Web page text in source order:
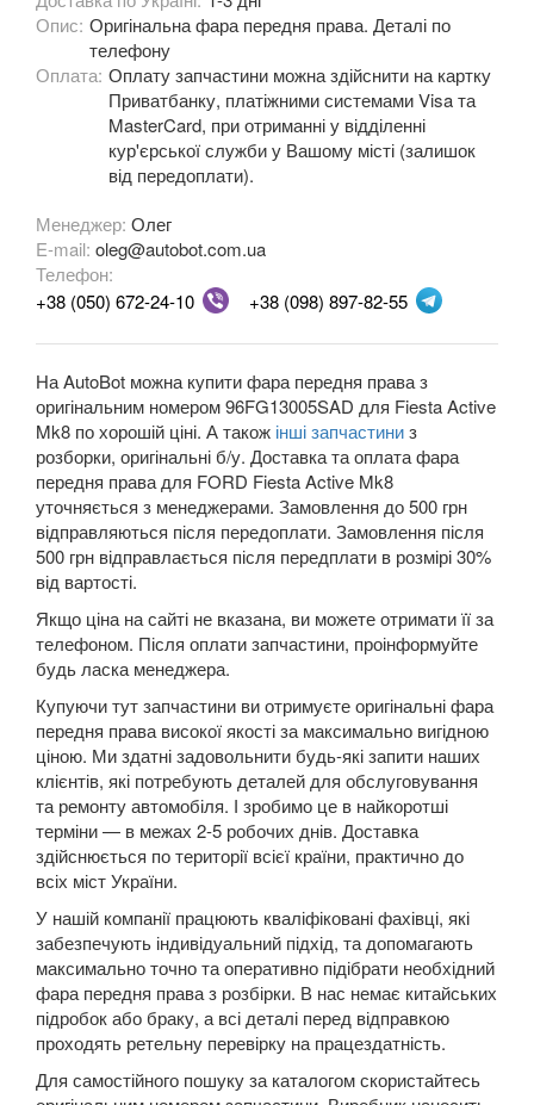
Fiesta Mk8
Fiesta Active Mk8
F-150 XII (P415)
F-150 XIII (P552)
Galaxy Mk2 (VX, VY, WGR)
Galaxy Mk3 (CA1, WA6)
KA Mk2 (RU8)
KA Mk3
KA+
KA+ Active
Kuga Mk1 (CBV)
Kuga Mk2 (CBS)
Mondeo Mk3 (B5Y, BWY, B4Y)
Mondeo Mk4 (CA2)
Mondeo Mk5
Mustang V
Mustang VI (S550)
Mustang Mach-E
S-Max Mk1 (CA1)
S-Max Mk2
Transit V
Опис: Оригінальна фара передня права. Деталі по
телефону
Оплата: Оплату запчастини можна здійснити на картку
Приватбанку, платіжними системами Visa та
MasterCard, при отриманні у відділенні
кур'єрської служби у Вашому місті (залишок
від передоплати).
Менеджер: Олег
E-mail: oleg@autobot.com.ua
Телефон:
+38 (050) 672-24-10
+38 (098) 897-82-55
На AutoBot можна купити фара передня права з
оригінальним номером 96FG13005SAD для Fiesta Active
Mk8 по хорошій ціні. А також інші запчастиниз
розборки, оригінальні б/у. Доставка та оплата фара
передня права для FORD Fiesta Active Mk8
уточняється з менеджерами. Замовлення до 500 грн
відправляються після передоплати. Замовлення після
500 грн відправлається після передплати в розмірі 30%
від вартості.
Якщо ціна на сайті не вказана, ви можете отримати її за
телефоном. Після оплати запчастини, проінформуйте
будь ласка менеджера.
Купуючи тут запчастини ви отримуєте оригінальні фара
передня права високої якості за максимально вигідною
ціною. Ми здатні задовольнити будь-які запити наших
клієнтів, які потребують деталей для обслуговування
та ремонту автомобіля. І зробимо це в найкоротші
терміни — в межах 2-5 робочих днів. Доставка
здійснюється по території всієї країни, практично до
всіх міст України.
У нашій компанії працюють кваліфіковані фахівці, які
забезпечують індивідуальний підхід, та допомагають
максимально точно та оперативно підібрати необхідний
фара передня права з розбірки. В нас немає китайських
підробок або браку, а всі деталі перед відправкою
проходять ретельну перевірку на працездатність.
Для самостійного пошуку за каталогом скористайтесь